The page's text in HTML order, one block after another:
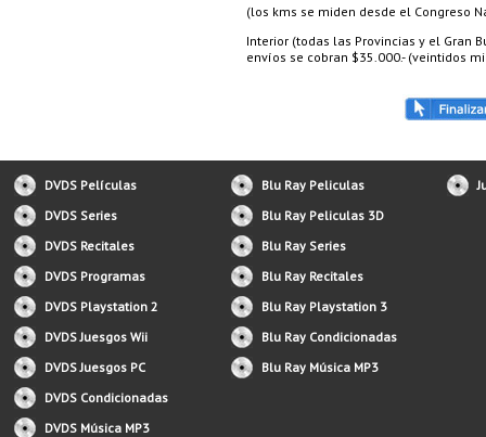
(los kms se miden desde el Congreso
Interior (todas las Provincias y el Gran
envíos se cobran $35.000.- (veintidos
DVDS Películas
DVDS Series
DVDS Recitales
DVDS Programas
DVDS Playstation 2
DVDS Juesgos Wii
DVDS Juesgos PC
DVDS Condicionadas
DVDS Música MP3
Blu Ray Peliculas
Blu Ray Peliculas 3D
Blu Ray Series
Blu Ray Recitales
Blu Ray Playstation 3
Blu Ray Condicionadas
Blu Ray Música MP3